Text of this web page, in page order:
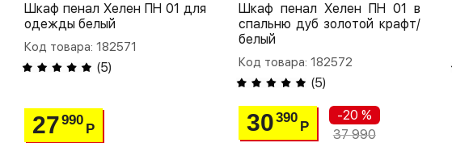
Шкаф пенал Хелен ПН 01 для
одежды белый
Код товара: 182571
(5)
27990
Р
Шкаф пенал Хелен ПН 01 в
спальню дуб золотой крафт/
белый
Код товара: 182572
(5)
30390
Р
-20 %
37 990